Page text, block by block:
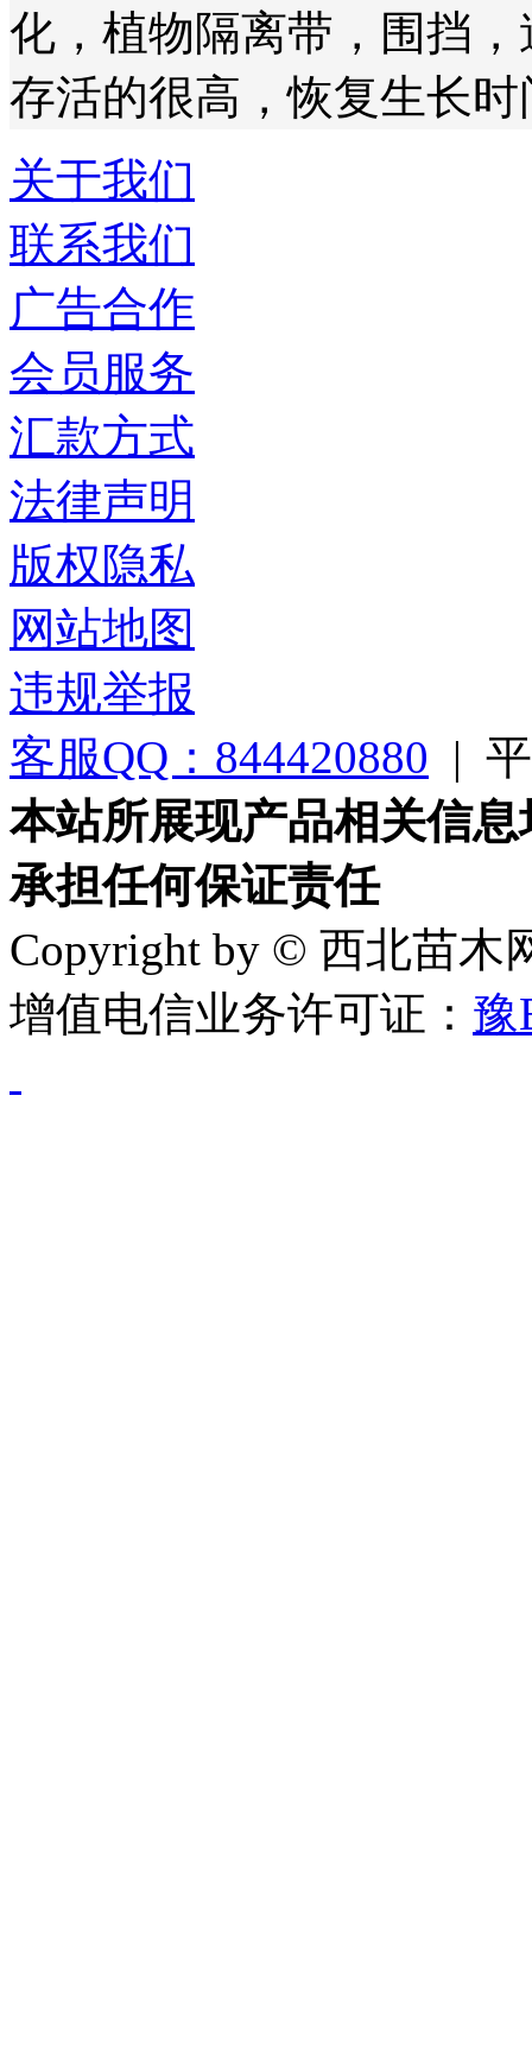
化，植物隔离带，围挡
存活的很高，恢复生长
关于我们
联系我们
广告合作
会员服务
汇款方式
法律声明
版权隐私
网站地图
违规举报
客服QQ：844420880 |
本站所展现产品相关信
承担任何保证责任
Copyright by © 西北苗木
增值电信业务许可证： 豫